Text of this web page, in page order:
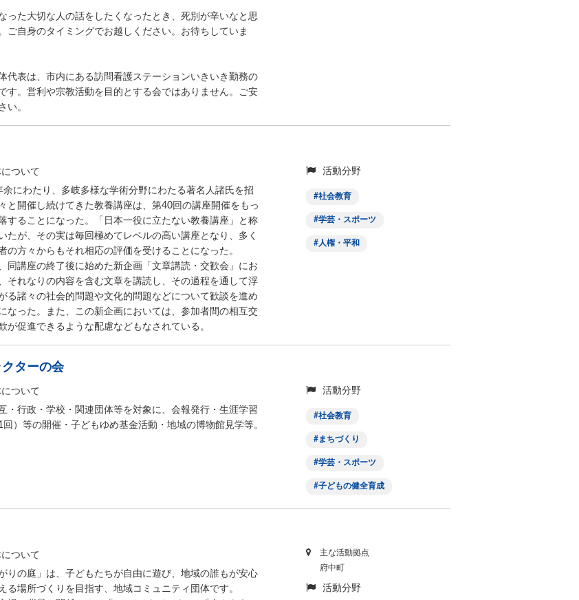
った大切な人の話をしたくなったとき、死別が辛いなと思
ご自身のタイミングでお越しください。お待ちしていま
代表は、市内にある訪問看護ステーションいきいき勤務の
す。営利や宗教活動を目的とする会ではありません。ご安
い。
について
余にわたり、多岐多様な学術分野にわたる著名人諸氏を招
と開催し続けてきた教養講座は、第40回の講座開催をもっ
することになった。「日本一役に立たない教養講座」と称
たが、その実は毎回極めてレベルの高い講座となり、多く
の方々からもそれ相応の評価を受けることになった。
同講座の終了後に始めた新企画「文章講読・交歓会」にお
それなりの内容を含む文章を講読し、その過程を通して浮
る諸々の社会的問題や文化的問題などについて歓談を進め
なった。また、この新企画においては、参加者間の相互交
が促進できるような配慮などもなされている。
活動分野
社会教育
学芸・スポーツ
人権・平和
ターの会
について
・行政・学校・関連団体等を対象に、会報発行・生涯学習
回）等の開催・子どもゆめ基金活動・地域の博物館見学等。
活動分野
社会教育
まちづくり
学芸・スポーツ
子どもの健全育成
について
りの庭」は、子どもたちが自由に遊び、地域の誰もが安心
る場所づくりを目指す、地域コミュニティ団体です。
主な活動拠点
府中町
活動分野